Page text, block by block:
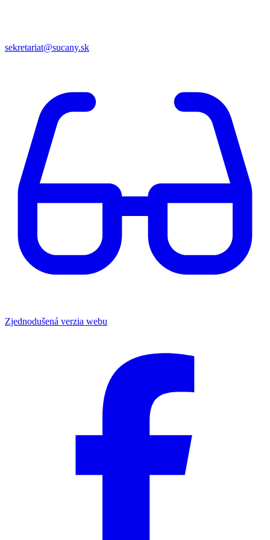
sekretariat@sucany.sk
Zjednodušená verzia webu